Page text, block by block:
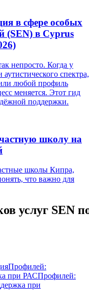
в сфере особых
(SEN) в Cyprus
непросто. Когда у
спектра,
любой профиль
меняется. Этот гид
поддержки.
школу на
школы Кипра,
что важно для
услуг SEN
Профилей:
при РАСПрофилей:
при